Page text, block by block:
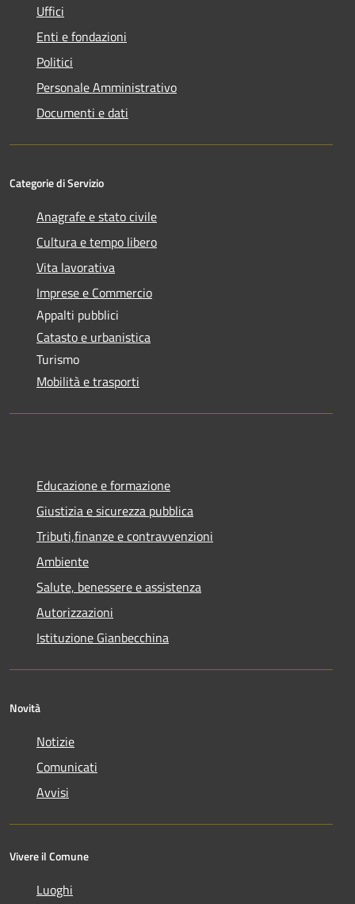
Uffici
Enti e fondazioni
Politici
Personale Amministrativo
Documenti e dati
Categorie di Servizio
Anagrafe e stato civile
Cultura e tempo libero
Vita lavorativa
Imprese e Commercio
Appalti pubblici
Catasto e urbanistica
Turismo
Mobilità e trasporti
Educazione e formazione
Giustizia e sicurezza pubblica
Tributi,finanze e contravvenzioni
Ambiente
Salute, benessere e assistenza
Autorizzazioni
Istituzione Gianbecchina
Novità
Notizie
Comunicati
Avvisi
Vivere il Comune
Luoghi